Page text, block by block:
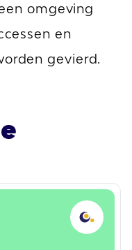
omgeving
en
gevierd.